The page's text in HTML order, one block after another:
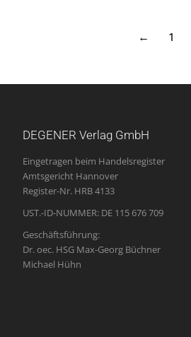
← 1
DEGENER Verlag GmbH
Eingetragen beim Handelsregister
Amtsgericht Hannover
Register-Nr. HRB 4133
UST.-ID-NUMMER: DE 115 676 709
Geschäftsführung:
Dr. oec. HSG Max-Georg Büchner
Michael Hühn